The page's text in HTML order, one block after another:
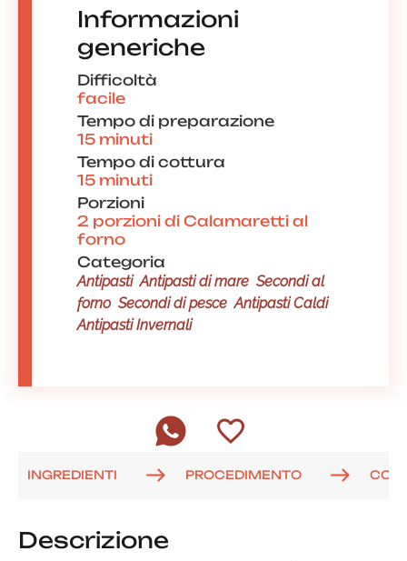
Informazioni
generiche
Difficoltà
facile
Tempo di preparazione
15 minuti
Tempo di cottura
15 minuti
Porzioni
2 porzioni di Calamaretti al
forno
Categoria
Antipasti Antipasti di mare Secondi al
forno Secondi di pesce Antipasti Caldi
Antipasti Invernali
INGREDIENTI PROCEDIMENTO
Descrizione